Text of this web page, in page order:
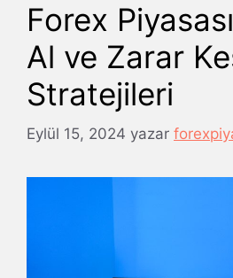
Forex
Al ve Zarar
Stratejileri
Eylül 15, 2024 yazar